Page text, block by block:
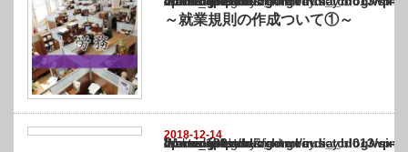
～就業規則の作成ついて①～
2018-12-14
Warning
: Undefined array key "show_category" in
/home/netst/kuno-cpa.co.jp/public_html/india_blog/wp-content/themes/
on line183